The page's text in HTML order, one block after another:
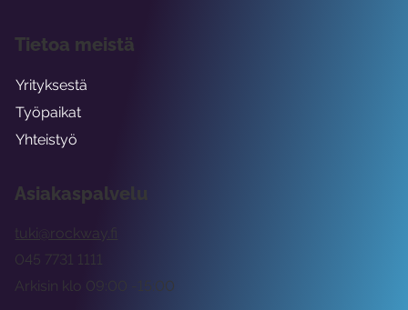
Asiakaspalvelu
tuki@rockway.fi
Arkisin klo 09:00 -15:00
045 7731 1111
Tietoa meistä
Yrityksestä
Työpaikat
Yhteistyö